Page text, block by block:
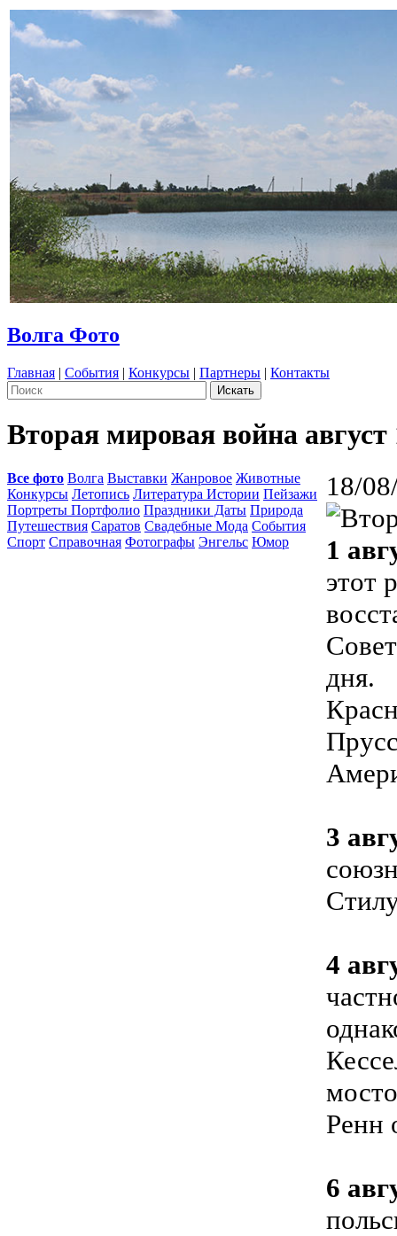
Волга Фото
Главная | События | Конкурсы | Партнеры | Контакты
Вторая мировая война август
Все фото Волга Выставки Жанровое Животные
Конкурсы Летопись Литература Истории Пейзажи
Портреты Портфолио Праздники Даты Природа
Путешествия Саратов Свадебные Мода События
Спорт Справочная Фотографы Энгельс Юмор
18/
1
этот
дня.
3
4
Ренн
6